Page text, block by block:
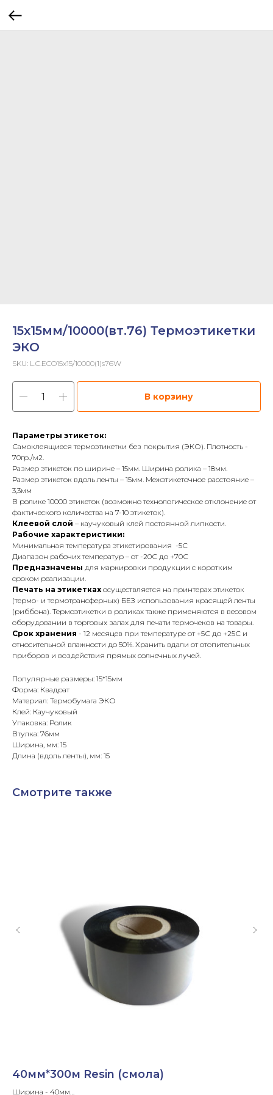
15х15мм/10000(вт.76) Термоэтикетки
ЭКО
SKU: L.C.ECO15x15/10000(1)s76W
В корзину
Параметры этикеток:
Самоклеящиеся термоэтикетки без покрытия (ЭКО). Плотность -
70гр./м2.
Размер этикеток по ширине – 15мм. Ширина ролика – 18мм.
Размер этикеток вдоль ленты – 15мм. Межэтикеточное расстояние –
3,3мм
В ролике 10000 этикеток (возможно технологическое отклонение от
фактического количества на 7-10 этикеток).
Клеевой слой – каучуковый клей постоянной липкости.
Рабочие характеристики:
Минимальная температура этикетирования -5С
Диапазон рабочих температур – от -20С до +70С
Предназначены для маркировки продукции с коротким
сроком реализации.
Печать на этикеткахосуществляется на принтерах этикеток
(термо- и термотрансферных) БЕЗ использования красящей ленты
(риббона). Термоэтикетки в роликах также применяются в весовом
оборудовании в торговых залах для печати термочеков на товары.
Срок хранения - 12 месяцев при температуре от +5С до +25С и
относительной влажности до 50%. Хранить вдали от отопительных
приборов и воздействия прямых солнечных лучей.
Популярные размеры: 15*15мм
Форма: Квадрат
Материал: Термобумага ЭКО
Клей: Каучуковый
Упаковка: Ролик
Втулка: 76мм
Ширина, мм: 15
Длина (вдоль ленты), мм: 15
Смотрите также
40мм*300м Resin (смола)
Ширина - 40мм